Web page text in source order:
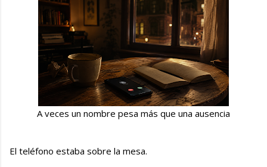
A veces un nombre pesa más que una ausencia
El teléfono estaba sobre la mesa.